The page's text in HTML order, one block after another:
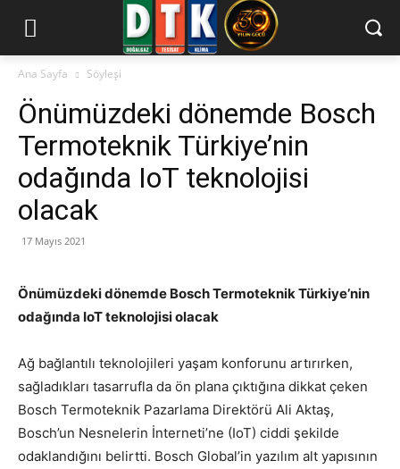
Ana Sayfa Söyleşi
Önümüzdeki dönemde Bosch
Termoteknik Türkiye’nin
odağında IoT teknolojisi
olacak
17 Mayıs 2021
Önümüzdeki dönemde Bosch Termoteknik Türkiye’nin
odağında IoT teknolojisi olacak
Ağ bağlantılı teknolojileri yaşam konforunu artırırken,
sağladıkları tasarrufla da ön plana çıktığına dikkat çeken
Bosch Termoteknik Pazarlama Direktörü Ali Aktaş,
Bosch’un Nesnelerin İnterneti’ne (IoT) ciddi şekilde
odaklandığını belirtti. Bosch Global’in yazılım alt yapısının